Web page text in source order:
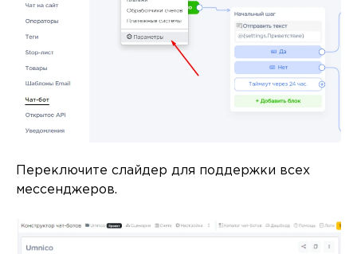
Переключите слайдер для поддержки всех
мессенджеров.